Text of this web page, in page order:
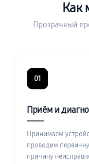
Как
Прозрачный
01
Приём и
Принимаем
проводим
причину